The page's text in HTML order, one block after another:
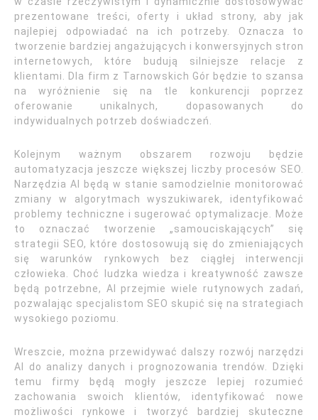
prezentowane treści, oferty i układ strony, aby jak
najlepiej odpowiadać na ich potrzeby. Oznacza to
tworzenie bardziej angażujących i konwersyjnych stron
internetowych, które budują silniejsze relacje z
klientami. Dla firm z Tarnowskich Gór będzie to szansa
na wyróżnienie się na tle konkurencji poprzez
oferowanie unikalnych, dopasowanych do
indywidualnych potrzeb doświadczeń.
Kolejnym ważnym obszarem rozwoju będzie
automatyzacja jeszcze większej liczby procesów SEO.
Narzędzia AI będą w stanie samodzielnie monitorować
zmiany w algorytmach wyszukiwarek, identyfikować
problemy techniczne i sugerować optymalizacje. Może
to oznaczać tworzenie „samouciskających” się
strategii SEO, które dostosowują się do zmieniających
się warunków rynkowych bez ciągłej interwencji
człowieka. Choć ludzka wiedza i kreatywność zawsze
będą potrzebne, AI przejmie wiele rutynowych zadań,
pozwalając specjalistom SEO skupić się na strategiach
wysokiego poziomu.
Wreszcie, można przewidywać dalszy rozwój narzędzi
AI do analizy danych i prognozowania trendów. Dzięki
temu firmy będą mogły jeszcze lepiej rozumieć
zachowania swoich klientów, identyfikować nowe
możliwości rynkowe i tworzyć bardziej skuteczne